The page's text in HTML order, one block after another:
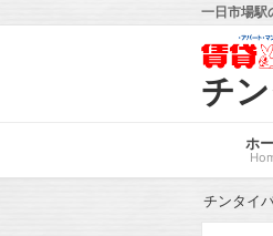
一日市場駅
チ
ホ
チンタイ